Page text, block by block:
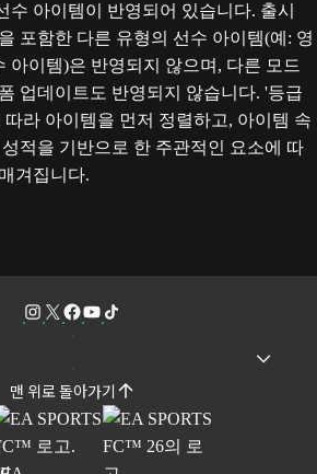
수 아이템이 반영되어 있습니다. 출시
포함한 다른 유형의 선수 아이템(예: 영
아이템)은 반영되지 않으며, 다른 모드
업데이트도 반영되지 않습니다. '등급
라 아이템을 먼저 정렬하고, 아이템 속
적을 기반으로 한 주관적인 요소에 따
겨집니다.
맨 위로 돌아가기